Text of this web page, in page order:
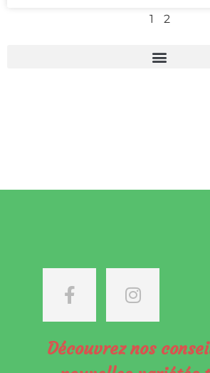
1 2
Découvrez nos